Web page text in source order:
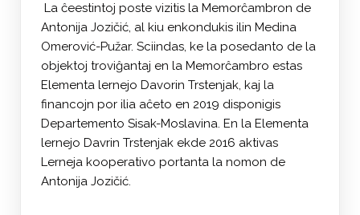
La ĉeestintoj poste vizitis la Memorĉambron de
Antonija Jozičić, al kiu enkondukis ilin Medina
Omerović-Pužar. Sciindas, ke la posedanto de la
objektoj troviĝantaj en la Memorĉambro estas
Elementa lernejo Davorin Trstenjak, kaj la
financojn por ilia aĉeto en 2019 disponigis
Departemento Sisak-Moslavina. En la Elementa
lernejo Davrin Trstenjak ekde 2016 aktivas
Lerneja kooperativo portanta la nomon de
Antonija Jozičić.